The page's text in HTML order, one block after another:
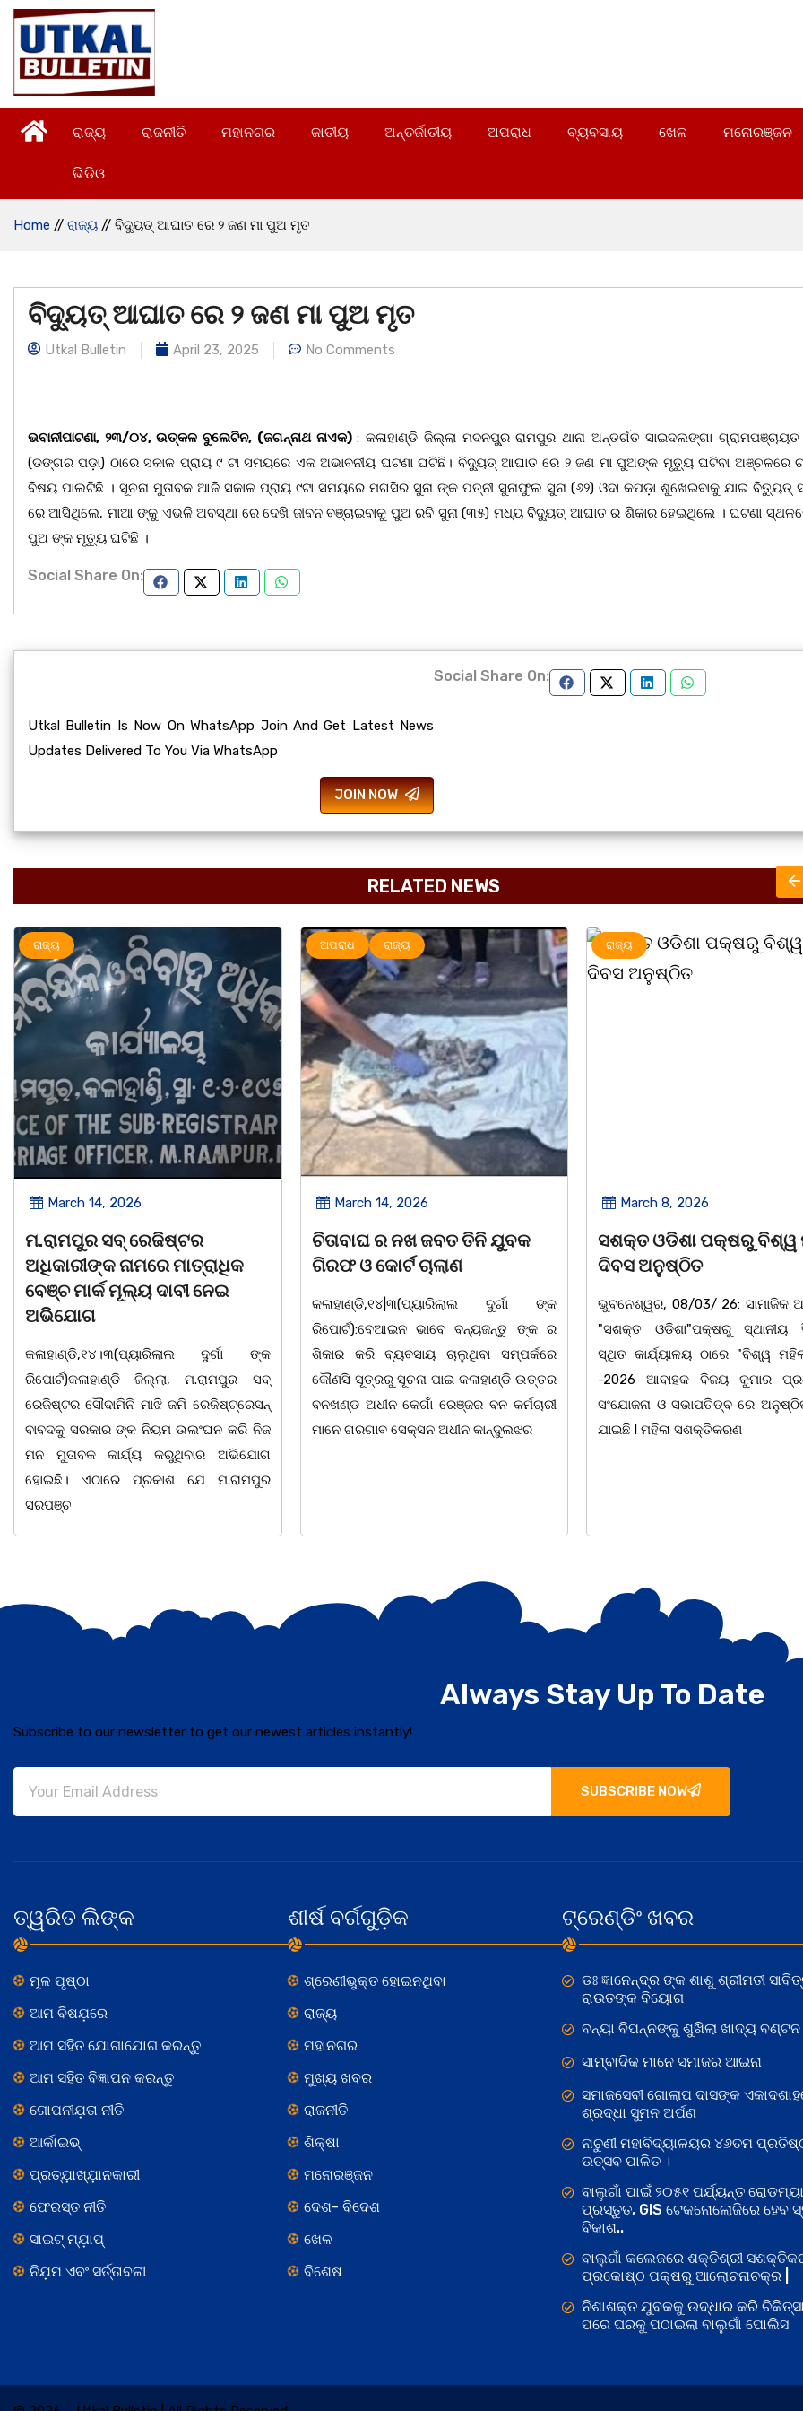
ରାଜ୍ୟ ରାଜନୀତି ମହାନଗର ଜାତୀୟ ଅନ୍ତର୍ଜାତୀୟ ଅପରାଧ ବ୍ୟବସାୟ ଖେଳ ମନୋରଞ୍ଜନ
ଭିଡିଓ
Home // ରାଜ୍ୟ // ବିଦ୍ୟୁତ୍ ଆଘାତ ରେ ୨ ଜଣ ମା ପୁଅ ମୃତ
ବିଦ୍ୟୁତ୍ ଆଘାତ ରେ ୨ ଜଣ ମା ପୁଅ ମୃତ
Utkal Bulletin April 23, 2025 No Comments
ଭବାନୀପାଟଣା, ୨୩/୦୪, ଉତ୍କଳ ବୁଲେଟିନ, (ଜଗନ୍ନାଥ ନାଏକ): କଳାହାଣ୍ଡି ଜିଲ୍ଲା ମଦନପୁ୍ର ରାମପୁର ଥାନା ଅନ୍ତର୍ଗତ ସାଇଦଲଙ୍ଗା ଗ୍ରାମପଞ୍ଚାୟତ
(ଡଙ୍ଗର ପଡ଼ା) ଠାରେ ସକାଳ ପ୍ରାୟ ୯ ଟା ସମୟରେ ଏକ ଅଭାବନୀୟ ଘଟଣା ଘଟିଛି। ବିଦ୍ୟୁତ୍ ଆଘାତ ରେ ୨ ଜଣ ମା ପୁଅଙ୍କ ମୃତ୍ୟୁ ଘଟିବା ଅଞ୍ଚଳରେ
ବିଷୟ ପାଲଟିଛି । ସୂଚନା ମୁତାବକ ଆଜି ସକାଳ ପ୍ରାୟ ୯ଟା ସମୟରେ ମଗସିର ସୁନା ଙ୍କ ପତ୍ନୀ ସୁନାଫୁଲ ସୁନା (୬୨) ଓଦା କପଡ଼ା ଶୁଖେଇବାକୁ ଯାଇ ବିତ୍ୟୁତ୍
ରେ ଆସିଥିଲେ, ମାଆ ଙ୍କୁ ଏଭଳି ଅବସ୍ଥା ରେ ଦେଖି ଜୀବନ ବଞ୍ଚାଇବାକୁ ପୁଅ ରବି ସୁନା (୩୫) ମଧ୍ୟ ବିଦ୍ୟୁତ୍ ଆଘାତ ର ଶିକାର ହେଇଥିଲେ । ଘଟଣା
ପୁଅ ଙ୍କ ମୃତ୍ୟୁ ଘଟିଛି ।
Social Share On:
Utkal Bulletin Is Now On WhatsApp Join And Get Latest News
Updates Delivered To You Via WhatsApp
JOIN NOW
Social Share On:
RELATED NEWS
ଅପରାଧ ରାଜ୍ୟ
March 14, 2026
ଚିତାବାଘ ର ନଖ ଜବତ ତିନି ଯୁବକ
ଗିରଫ ଓ କୋର୍ଟ ଚାଲାଣ
କଳାହାଣ୍ଡି,୧୪|୩(ପ୍ୟାରିଲାଲ ଦୁର୍ଗା ଙ୍କ
ଶିକାର କରି ବ୍ୟବସାୟ ଚାଲୁଥିବା ସମ୍ପର୍କରେ
କୌଣସି ସୂତ୍ରରୁ ସୂଚନା ପାଇ କଳାହାଣ୍ଡି ଉତ୍ତର
ବନଖଣ୍ଡ ଅଧୀନ କେଗାଁ ରେଞ୍ଜର ବନ କର୍ମଚାରୀ
ମାନେ ଗରଗାବ ସେକ୍ସନ ଅଧୀନ କାନ୍ଦୁଲଝର
ରାଜ୍ୟ
March 8, 2026
ସଶକ୍ତ ଓଡିଶା ପକ୍ଷରୁ ବିଶ୍ୱ ମହିଳା
ଦିବସ ଅନୁଷ୍ଠିତ
ଭୁବନେଶ୍ୱର, 08/03/ 26: ସାମାଜିକ ଅନୁଷ୍ଠାନ
"ସଶକ୍ତ ଓଡିଶା"ପକ୍ଷରୁ ସ୍ଥାନୀୟ ସିଆରପି
ସ୍ଥିତ କାର୍ଯ୍ୟାଳୟ ଠାରେ "ବିଶ୍ୱ ମହିଳା ଦିବସ
-2026 ଆବାହକ ବିଜୟ କୁମାର ପ୍ରଧାନଙ୍କ
ସଂଯୋଜନା ଓ ସଭାପତିତ୍ବ ରେ ଅନୁଷ୍ଠିତ ହୋଇ
ଯାଇଛି l ମହିଳା ସଶକ୍ତିକରଣ
ରାଜ୍ୟ
March 8, 2026
ଆନ୍ତର୍ଜାତୀୟ ମହିଳା ଦିବସ
ଉପଲକ୍ଷେ ନାଟକ ‘ଖାଣ୍ଟି
ଚିଲିକା: ଆନ୍ତର୍ଜାତୀୟ ମହିଳା
ଅବସରରେ ବାଲୁଗାଁସ୍ଥିତ ମା'
ନିକେତନ ର ଓଡ଼ିଆ ଅସ୍ମିତା ଉପରେ
ନାଟକ "ଖାଣ୍ଟି ସୁନା" ଗୈ।ରୀ
ପ୍ରତିଷ୍ଠାନ, ଖୋର୍ଦ୍ଧା
ହୋଇଯାଇଛି। ଡ଼ଃ ପ୍ରଦୀପ ଭୈମିକ ଙ୍କ
Always Stay Up To Date
Subscribe to our newsletter to get our newest articles instantly!
SUBSCRIBE NOW
ତ୍ୱରିତ ଲିଙ୍କ
ମୂଳ ପୃଷ୍ଠା
ଆମ ବିଷଯ଼ରେ
ଆମ ସହିତ ଯୋଗାଯୋଗ କରନ୍ତୁ
ଆମ ସହିତ ବିଜ୍ଞାପନ କରନ୍ତୁ
ଗୋପନୀଯ଼ତା ନୀତି
ଆର୍କାଇଭ୍
ପ୍ରତ୍ଯ଼ାଖ୍ଯ଼ାନକାରୀ
ଫେରସ୍ତ ନୀତି
ସାଇଟ୍ ମ୍ଯ଼ାପ୍
ନିଯ଼ମ ଏବଂ ସର୍ତ୍ତାବଳୀ
ଶୀର୍ଷ ବର୍ଗଗୁଡ଼ିକ
ଶ୍ରେଣୀଭୁକ୍ତ ହୋଇନଥିବା
ରାଜ୍ୟ
ମହାନଗର
ମୁଖ୍ୟ ଖବର
ରାଜନୀତି
ଶିକ୍ଷା
ମନୋରଞ୍ଜନ
ଦେଶ- ବିଦେଶ
ଖେଳ
ବିଶେଷ
ଟ୍ରେଣ୍ଡିଂ ଖବର
ଡଃ ଜ୍ଞାନେନ୍ଦ୍ର ଙ୍କ ଶାଶୁ ଶ୍ରୀମତୀ
ରାଉତଙ୍କ ବିୟୋଗ
ବନ୍ୟା ବିପନ୍ନଙ୍କୁ ଶୁଖିଲା ଖାଦ୍ୟ ବଣ୍ଟନ
ସାମ୍ବାଦିକ ମାନେ ସମାଜର ଆଇନା
ସମାଜସେବୀ ଗୋଲାପ ଦାସଙ୍କ
ଶ୍ରଦ୍ଧା ସୁମନ ଅର୍ପଣ
ନାଚୁଣୀ ମହାବିଦ୍ୟାଳୟର ୪୬ତମ
ଉତ୍ସବ ପାଳିତ ।
ବାଲୁଗାଁ ପାଇଁ ୨୦୫୧ ପର୍ଯ୍ୟନ୍ତ
ପ୍ରସ୍ତୁତ, GIS ଟେକନୋଲୋଜିରେ ହେବ
ବିକାଶ..
ବାଲୁଗାଁ କଲେଜରେ ଶକ୍ତିଶ୍ରୀ
ପ୍ରକୋଷ୍ଠ ପକ୍ଷରୁ ଆଲୋଚନାଚକ୍ର |
ନିଶାଶକ୍ତ ଯୁବକକୁ ଉଦ୍ଧାର କରି ଚିକିତ୍ସା
ପରେ ଘରକୁ ପଠାଇଲା ବାଲୁଗାଁ ପୋଲିସ